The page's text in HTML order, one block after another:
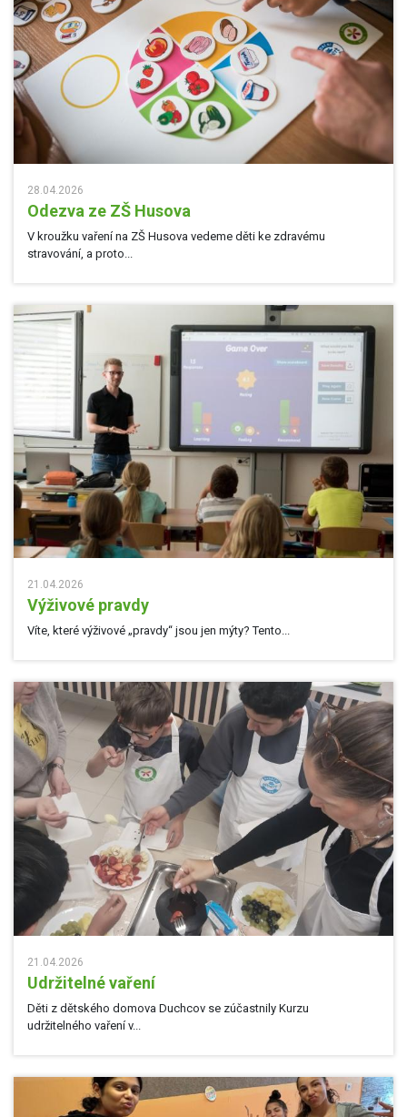
28.04.2026
Odezva ze ZŠ Husova
V kroužku vaření na ZŠ Husova vedeme děti ke zdravému
stravování, a proto...
21.04.2026
Výživové pravdy
Víte, které výživové „pravdy“ jsou jen mýty? Tento...
21.04.2026
Udržitelné vaření
Děti z dětského domova Duchcov se zúčastnily Kurzu
udržitelného vaření v...